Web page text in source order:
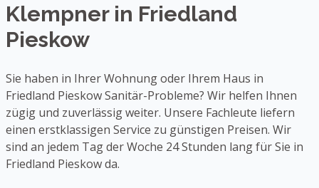
Klempner in Friedland
Pieskow
Sie haben in Ihrer Wohnung oder Ihrem Haus in
Friedland Pieskow Sanitär-Probleme? Wir helfen Ihnen
zügig und zuverlässig weiter. Unsere Fachleute liefern
einen erstklassigen Service zu günstigen Preisen. Wir
sind an jedem Tag der Woche 24 Stunden lang für Sie in
Friedland Pieskow da.